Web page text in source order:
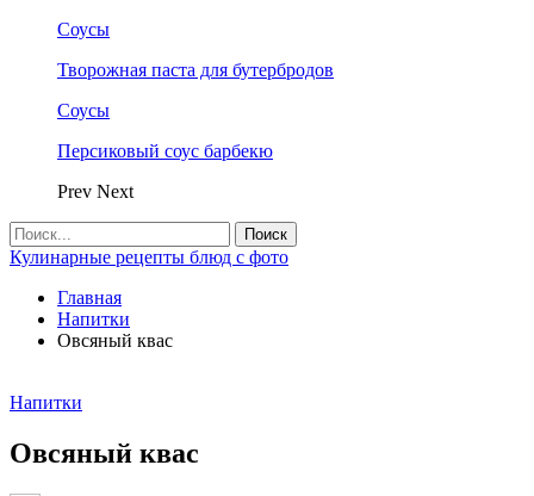
Соусы
Творожная паста для бутербродов
Соусы
Персиковый соус барбекю
Prev Next
Кулинарные рецепты блюд с фото
Главная
Напитки
Овсяный квас
Напитки
Овсяный квас